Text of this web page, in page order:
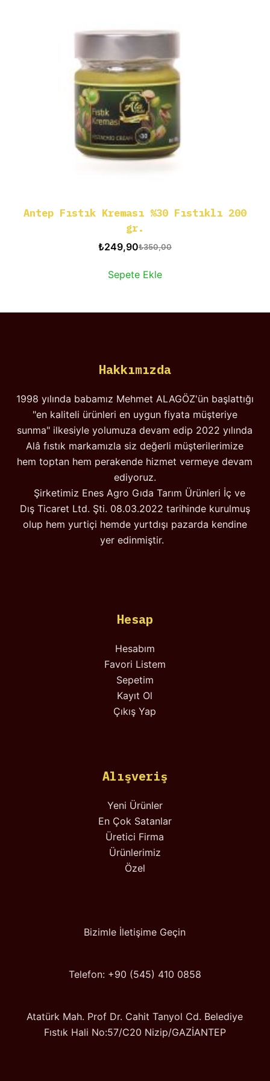
Antep Fıstık Kreması %30 Fıstıklı 200
gr.
₺350,00
Orijinal
fiyat:
₺249,90
Şu
andaki
Sepete Ekle
Hakkımızda
1998 yılında babamız Mehmet ALAGÖZ'ün başlattığı
"en kaliteli ürünleri en uygun fiyata müşteriye
sunma" ilkesiyle yolumuza devam edip 2022 yılında
Alâ fıstık markamızla siz değerli müşterilerimize
hem toptan hem perakende hizmet vermeye devam
ediyoruz.
Şirketimiz Enes Agro Gıda Tarım Ürünleri İç ve
Dış Ticaret Ltd. Şti. 08.03.2022 tarihinde kurulmuş
olup hem yurtiçi hemde yurtdışı pazarda kendine
yer edinmiştir.
Hesap
Hesabım
Favori Listem
Sepetim
Kayıt Ol
Çıkış Yap
Alışveriş
Yeni Ürünler
En Çok Satanlar
Üretici Firma
Ürünlerimiz
Özel
Bizimle İletişime Geçin
Telefon: +90 (545) 410 0858
Atatürk Mah. Prof Dr. Cahit Tanyol Cd. Belediye
Fıstık Hali No:57/C20 Nizip/GAZİANTEP